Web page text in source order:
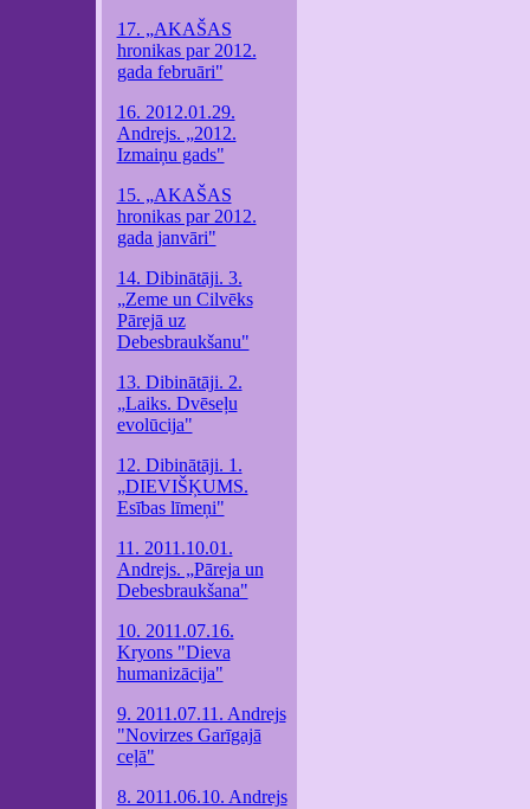
17. „AKAŠAS
hronikas par 2012.
gada februāri"
16. 2012.01.29.
Andrejs. „2012.
Izmaiņu gads"
15. „AKAŠAS
hronikas par 2012.
gada janvāri"
14. Dibinātāji. 3.
„Zeme un Cilvēks
Pārejā uz
Debesbraukšanu"
13. Dibinātāji. 2.
„Laiks. Dvēseļu
evolūcija"
12. Dibinātāji. 1.
„DIEVIŠĶUMS.
Esības līmeņi"
11. 2011.10.01.
Andrejs. „Pāreja un
Debesbraukšana"
10. 2011.07.16.
Kryons "Dieva
humanizācija"
9. 2011.07.11. Andrejs
"Novirzes Garīgajā
ceļā"
8. 2011.06.10. Andrejs